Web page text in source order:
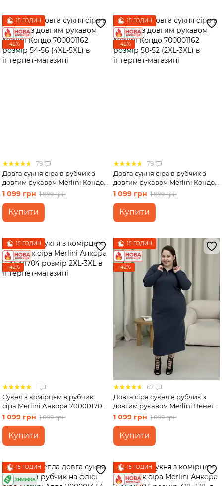
15 ГОДИН
−42%
79
Довга сукня сіра в рубчик з
довгим рукавом Merlini Кондо
700001162, розмір 54-56 (4XL-
1 099 грн 1 899 грн
Купити
15 ГОДИН
−42%
79
Довга сукня сіра в рубчик з
довгим рукавом Merlini Кондо
700001162, розмір 50-52 (2XL-
1 099 грн 1 899 грн
Купити
15 ГОДИН
−42%
1
Сукня з комірцем в рубчик
сіра Merlini Анкора 700001704
розмір 2XL-3XL
1 099 грн 1 899 грн
Купити
15 ГОДИН
−42%
67
Довга сіра сукня в рубчик з
довгим рукавом Merlini Венето
700001142, розмір 50-52 (2XL-
1 099 грн 1 899 грн
Купити
15 ГОДИН 15 ГОДИН